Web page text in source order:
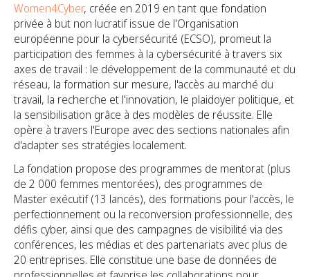
Women4Cyber, créée en 2019 en tant que fondation
privée à but non lucratif issue de l'Organisation
européenne pour la cybersécurité (ECSO), promeut la
participation des femmes à la cybersécurité à travers six
axes de travail : le développement de la communauté et du
réseau, la formation sur mesure, l'accès au marché du
travail, la recherche et l'innovation, le plaidoyer politique, et
la sensibilisation grâce à des modèles de réussite. Elle
opère à travers l'Europe avec des sections nationales afin
d'adapter ses stratégies localement.
La fondation propose des programmes de mentorat (plus
de 2 000 femmes mentorées), des programmes de
Master exécutif (13 lancés), des formations pour l'accès, le
perfectionnement ou la reconversion professionnelle, des
défis cyber, ainsi que des campagnes de visibilité via des
conférences, les médias et des partenariats avec plus de
20 entreprises. Elle constitue une base de données de